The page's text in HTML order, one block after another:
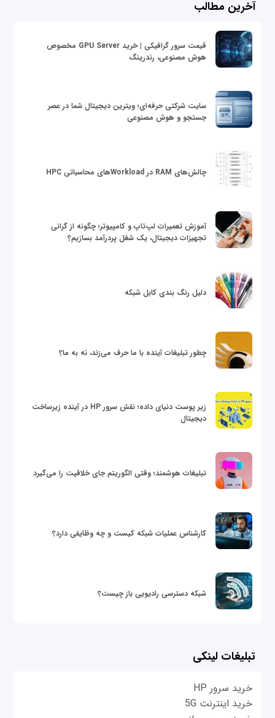
آخرین مطالب
قیمت سرور گرافیکی | خرید GPU Server مخصوص
هوش مصنوعی، رندرینگ
سایت شرکتی حرفه‌ای؛ ویترین دیجیتال شما در عصر
جستجو و هوش مصنوعی
چالش‌های RAM در Workloadهای محاسباتی HPC
آموزش تعمیرات لپ‌تاپ و کامپیوتر؛ چگونه از گرانی
تجهیزات دیجیتال، یک شغل پردرآمد بسازیم؟
دلیل رنگ بندی کابل شبکه
چطور تبلیغات آینده با ما حرف می‌زند، نه به ما؟
زیر پوست دنیای داده؛ نقش سرور HP در آینده زیرساخت
دیجیتال
تبلیغات هوشمند؛ وقتی الگوریتم جای خلاقیت را می‌گیرد
کارشناس عملیات شبکه کیست و چه وظایفی دارد؟
شبکه دسترسی رادیویی باز چیست؟
تبلیغات لینکی
خرید سرور HP
خرید اینترنت 5G